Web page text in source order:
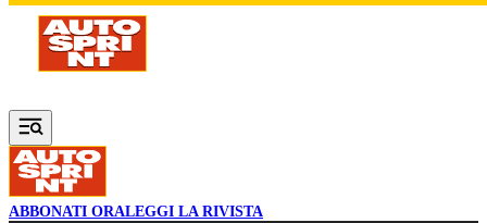
Vai al contenuto principale
ABBONATI ORALEGGI LA RIVISTA